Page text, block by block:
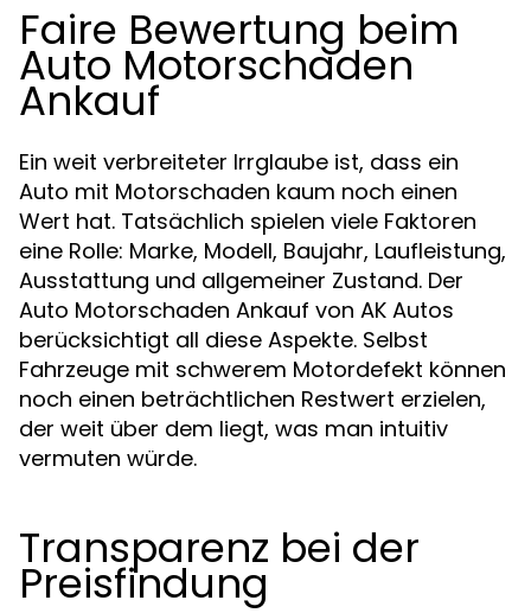
Faire Bewertung beim
Auto Motorschaden
Ankauf
Ein weit verbreiteter Irrglaube ist, dass ein
Auto mit Motorschaden kaum noch einen
Wert hat. Tatsächlich spielen viele Faktoren
eine Rolle: Marke, Modell, Baujahr, Laufleistung,
Ausstattung und allgemeiner Zustand. Der
Auto Motorschaden Ankauf von AK Autos
berücksichtigt all diese Aspekte. Selbst
Fahrzeuge mit schwerem Motordefekt können
noch einen beträchtlichen Restwert erzielen,
der weit über dem liegt, was man intuitiv
vermuten würde.
Transparenz bei der
Preisfindung